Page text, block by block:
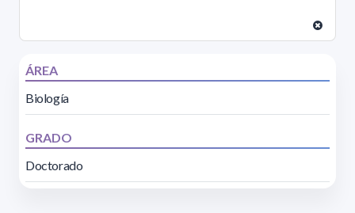
ÁREA
Biología
GRADO
Doctorado